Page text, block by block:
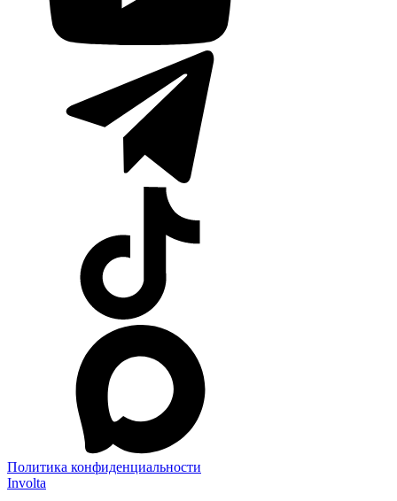
Политика конфиденциальности
Involta